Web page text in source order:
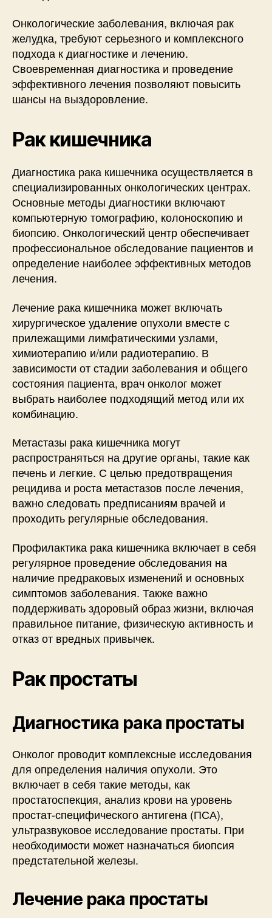
Онкологические заболевания, включая рак
желудка, требуют серьезного и комплексного
подхода к диагностике и лечению.
Своевременная диагностика и проведение
эффективного лечения позволяют повысить
шансы на выздоровление.
Рак кишечника
Диагностика рака кишечника осуществляется в
специализированных онкологических центрах.
Основные методы диагностики включают
компьютерную томографию, колоноскопию и
биопсию. Онкологический центр обеспечивает
профессиональное обследование пациентов и
определение наиболее эффективных методов
лечения.
Лечение рака кишечника может включать
хирургическое удаление опухоли вместе с
прилежащими лимфатическими узлами,
химиотерапию и/или радиотерапию. В
зависимости от стадии заболевания и общего
состояния пациента, врач онколог может
выбрать наиболее подходящий метод или их
комбинацию.
Метастазы рака кишечника могут
распространяться на другие органы, такие как
печень и легкие. С целью предотвращения
рецидива и роста метастазов после лечения,
важно следовать предписаниям врачей и
проходить регулярные обследования.
Профилактика рака кишечника включает в себя
регулярное проведение обследования на
наличие предраковых изменений и основных
симптомов заболевания. Также важно
поддерживать здоровый образ жизни, включая
правильное питание, физическую активность и
отказ от вредных привычек.
Рак простаты
Диагностика рака простаты
Онколог проводит комплексные исследования
для определения наличия опухоли. Это
включает в себя такие методы, как
простатоспекция, анализ крови на уровень
простат-специфического антигена (ПСА),
ультразвуковое исследование простаты. При
необходимости может назначаться биопсия
предстательной железы.
Лечение рака простаты